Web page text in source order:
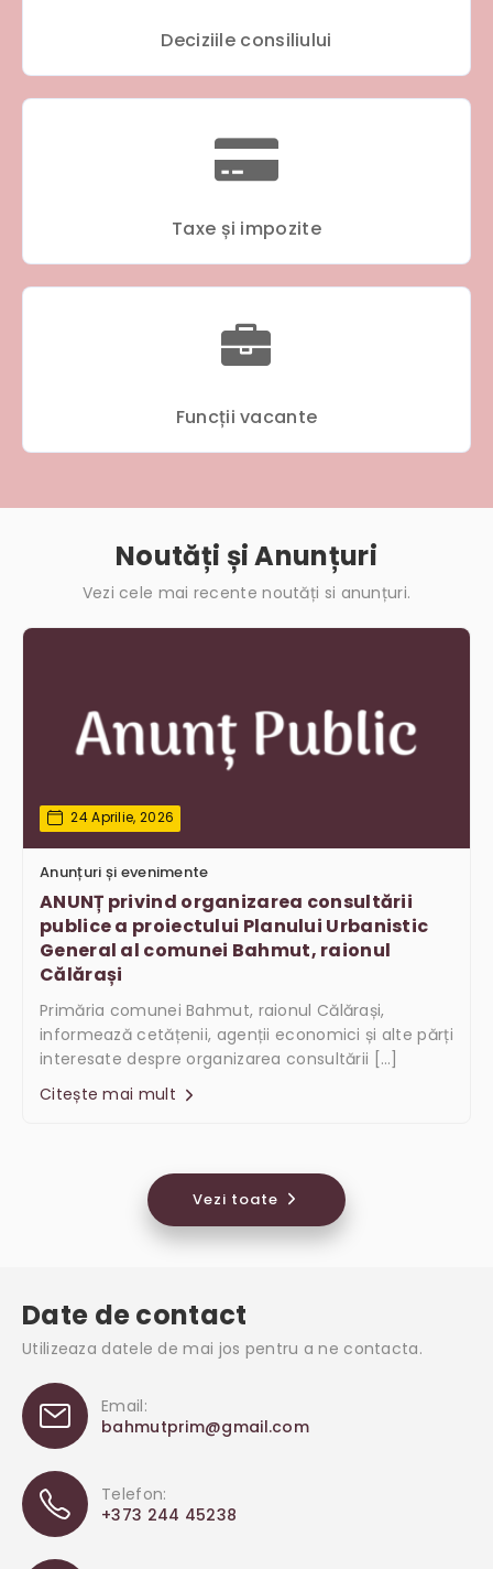
Deciziile consiliului
Taxe și impozite
Funcții vacante
Noutăți și Anunțuri
Vezi cele mai recente noutăți si anunțuri.
24 Aprilie, 2026
Anunțuri și evenimente
ANUNȚ privind organizarea consultării
publice a proiectului Planului Urbanistic
General al comunei Bahmut, raionul
Călărași
Primăria comunei Bahmut, raionul Călărași,
informează cetățenii, agenții economici și alte părți
interesate despre organizarea consultării […]
Citește mai mult
Vezi toate
Date de contact
Utilizeaza datele de mai jos pentru a ne contacta.
Email:
bahmutprim@gmail.com
Telefon:
+373 244 45238